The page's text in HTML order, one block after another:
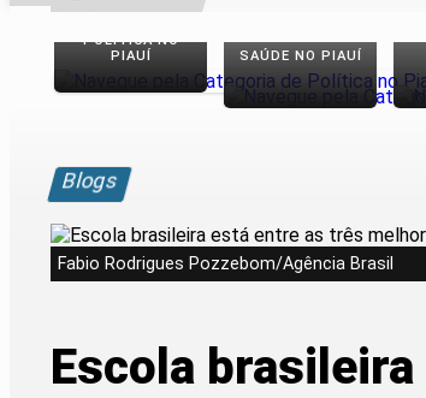
POLÍTICA NO
PIAUÍ
SAÚDE NO PIAUÍ
Blogs
Fabio Rodrigues Pozzebom/Agência Brasil
Escola